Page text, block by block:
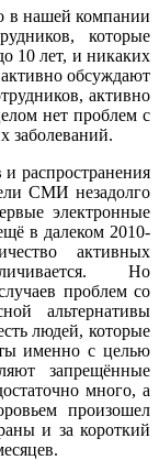
в нашей компании
которые
10 лет, и никаких
обсуждают
активно
нет проблем с
заболеваний.
распространения
СМИ незадолго
электронные
в далеком 2010-
активных
Но
проблем со
альтернативы
людей, которые
именно с целью
запрещённые
много, а
произошел
и за короткий